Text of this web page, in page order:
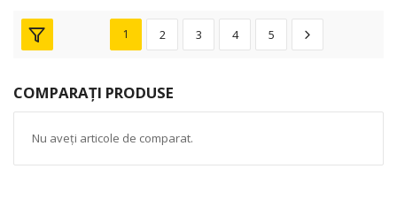
1 2 3 4 5
COMPARAȚI PRODUSE
Nu aveți articole de comparat.